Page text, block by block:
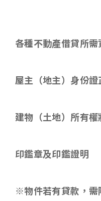
各種不動產借貸所需
屋主（地主）身份證
建物（土地）所有權
印鑑章及印鑑證明
※物件若有貸款，需